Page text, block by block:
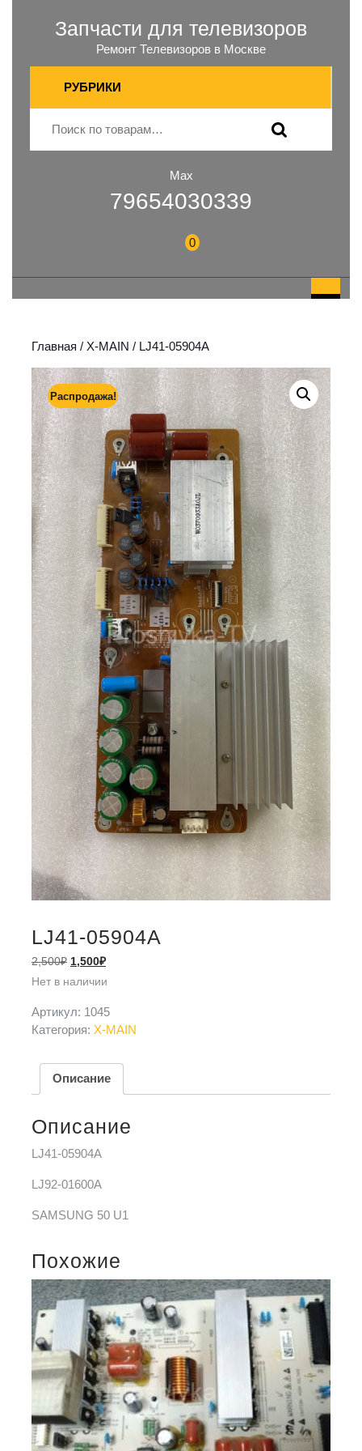
Запчасти для телевизоров
Ремонт Телевизоров в Москве
РУБРИКИ
Max
79654030339
0
Главная / X-MAIN / LJ41-05904A
Распродажа!
LJ41-05904A
2,500₽ 1,500₽
Нет в наличии
Артикул: 1045
Категория: X-MAIN
Описание
Описание
LJ41-05904A
LJ92-01600A
SAMSUNG 50 U1
Похожие